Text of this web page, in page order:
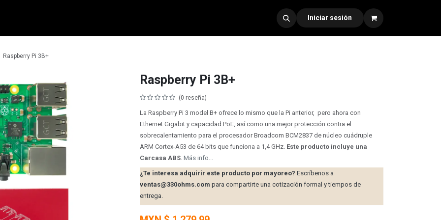
Iniciar sesión
Raspberry Pi 3B+
Raspberry Pi 3B+
(0 reseña)
La Raspberry Pi 3 model B+ ofrece lo mismo que la Pi anterior, pero ahora con
Ethernet Gigabit y capacidad PoE, así como una mejor protección contra el
sobrecalentamiento para el procesador Broadcom BCM2837 de núcleo cuádruple
ARM Cortex-A53 de 64 bits que funciona a 1,4 GHz. Este producto incluye una
Carcasa ABS. Más info...
¿Te interesa adquirir este producto por mayoreo? Escríbenos a
ventas@330ohms.com para compartirte una cotización formal y tiempos de
entrega.